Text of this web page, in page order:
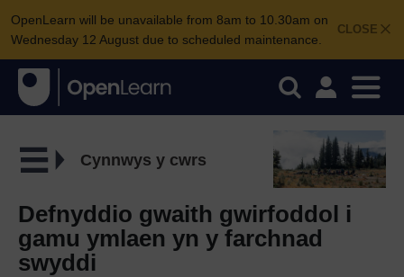
CLOSE
OpenLearn will be unavailable from 8am to 10.30am on
Wednesday 12 August due to scheduled maintenance.
Cynnwys y cwrs
Defnyddio gwaith gwirfoddol i
gamu ymlaen yn y farchnad
swyddi